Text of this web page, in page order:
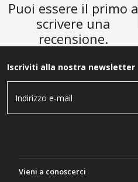
Puoi essere il primo a
scrivere una
recensione.
Iscriviti alla nostra newsletter
Vieni a conoscerci